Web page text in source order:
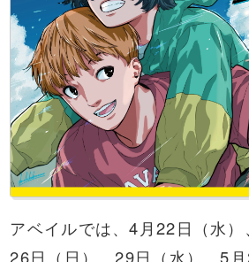
アベイルでは、4月22日（水）
26日（日）、29日（水）、5